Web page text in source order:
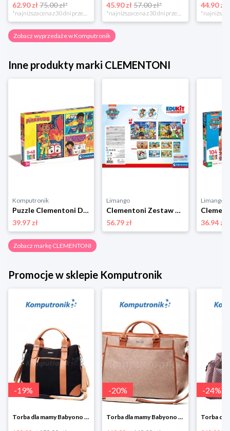
62.90 zł75.00 zł*
*najniższa cena z 30 dni przed obniżką
45.90 zł 57.00 zł*
*najniższa cena z 30 dni przed obniżką
44.90 zł
Zobacz wyprzedaże w Komputronik
Inne produkty marki CLEMENTONI
Komputronik
Puzzle Clementoni Disney Firebuds 3 x 48 el. 25283
39.97 zł
Limango
Clementoni Zestaw gier "Psi Patrol" - 3+ rozmiar: onesize
56.79 zł
Limango
36.94 zł
Zobacz markę CLEMENTONI
Promocje w sklepie Komputronik
-19%
Torba dla mamy Babyono 1505/01 Comfort Icoinic 5/5
-20%
Torba dla mamy Babyono 1507/01 Comfort Chic w super cenie
-24%